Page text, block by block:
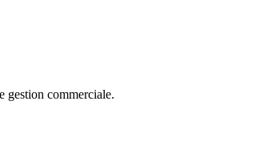
gestion commerciale.